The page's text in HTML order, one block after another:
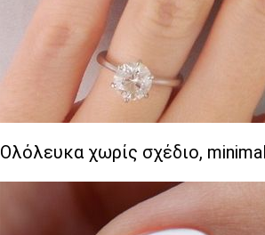
Ολόλευκα χωρίς σχέδιο,